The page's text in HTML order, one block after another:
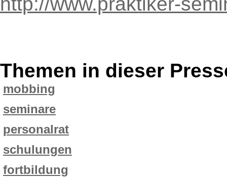
Themen in dieser
mobbing
seminare
personalrat
schulungen
fortbildung